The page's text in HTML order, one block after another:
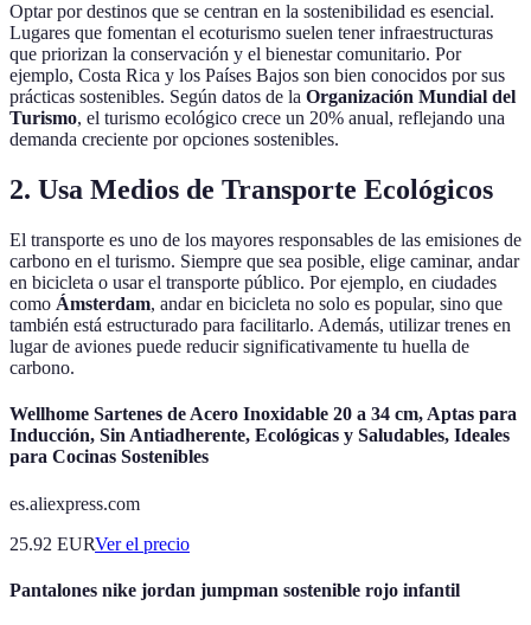
Optar por destinos que se centran en la sostenibilidad es esencial.
Lugares que fomentan el ecoturismo suelen tener infraestructuras
que priorizan la conservación y el bienestar comunitario. Por
ejemplo, Costa Rica y los Países Bajos son bien conocidos por sus
prácticas sostenibles. Según datos de la Organización Mundial del
Turismo, el turismo ecológico crece un 20% anual, reflejando una
demanda creciente por opciones sostenibles.
2. Usa Medios de Transporte Ecológicos
El transporte es uno de los mayores responsables de las emisiones de
carbono en el turismo. Siempre que sea posible, elige caminar, andar
en bicicleta o usar el transporte público. Por ejemplo, en ciudades
como Ámsterdam, andar en bicicleta no solo es popular, sino que
también está estructurado para facilitarlo. Además, utilizar trenes en
lugar de aviones puede reducir significativamente tu huella de
carbono.
Wellhome Sartenes de Acero Inoxidable 20 a 34 cm, Aptas para
Inducción, Sin Antiadherente, Ecológicas y Saludables, Ideales
para Cocinas Sostenibles
es.aliexpress.com
25.92 EURVer el precio
Pantalones nike jordan jumpman sostenible rojo infantil